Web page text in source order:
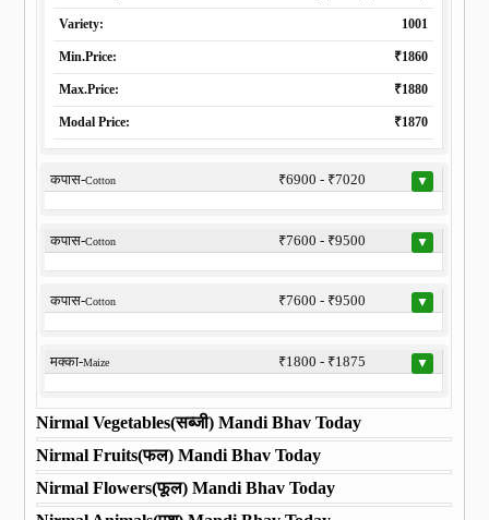
Variety: 1001
Min.Price: ₹1860
Max.Price: ₹1880
Modal Price: ₹1870
कपास-Cotton ₹6900 - ₹7020 ▼
कपास-Cotton ₹7600 - ₹9500 ▼
कपास-Cotton ₹7600 - ₹9500 ▼
मक्का-Maize ₹1800 - ₹1875 ▼
Nirmal Vegetables(सब्जी) Mandi Bhav Today
Nirmal Fruits(फल) Mandi Bhav Today
Nirmal Flowers(फूल) Mandi Bhav Today